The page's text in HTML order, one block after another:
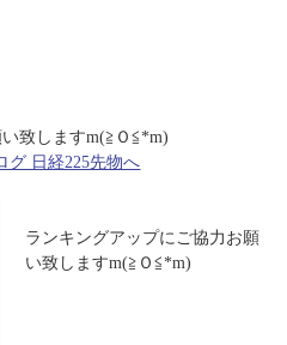
致しますm(≧Ｏ≦*m)
ランキングアップにご協力お願
い致しますm(≧Ｏ≦*m)